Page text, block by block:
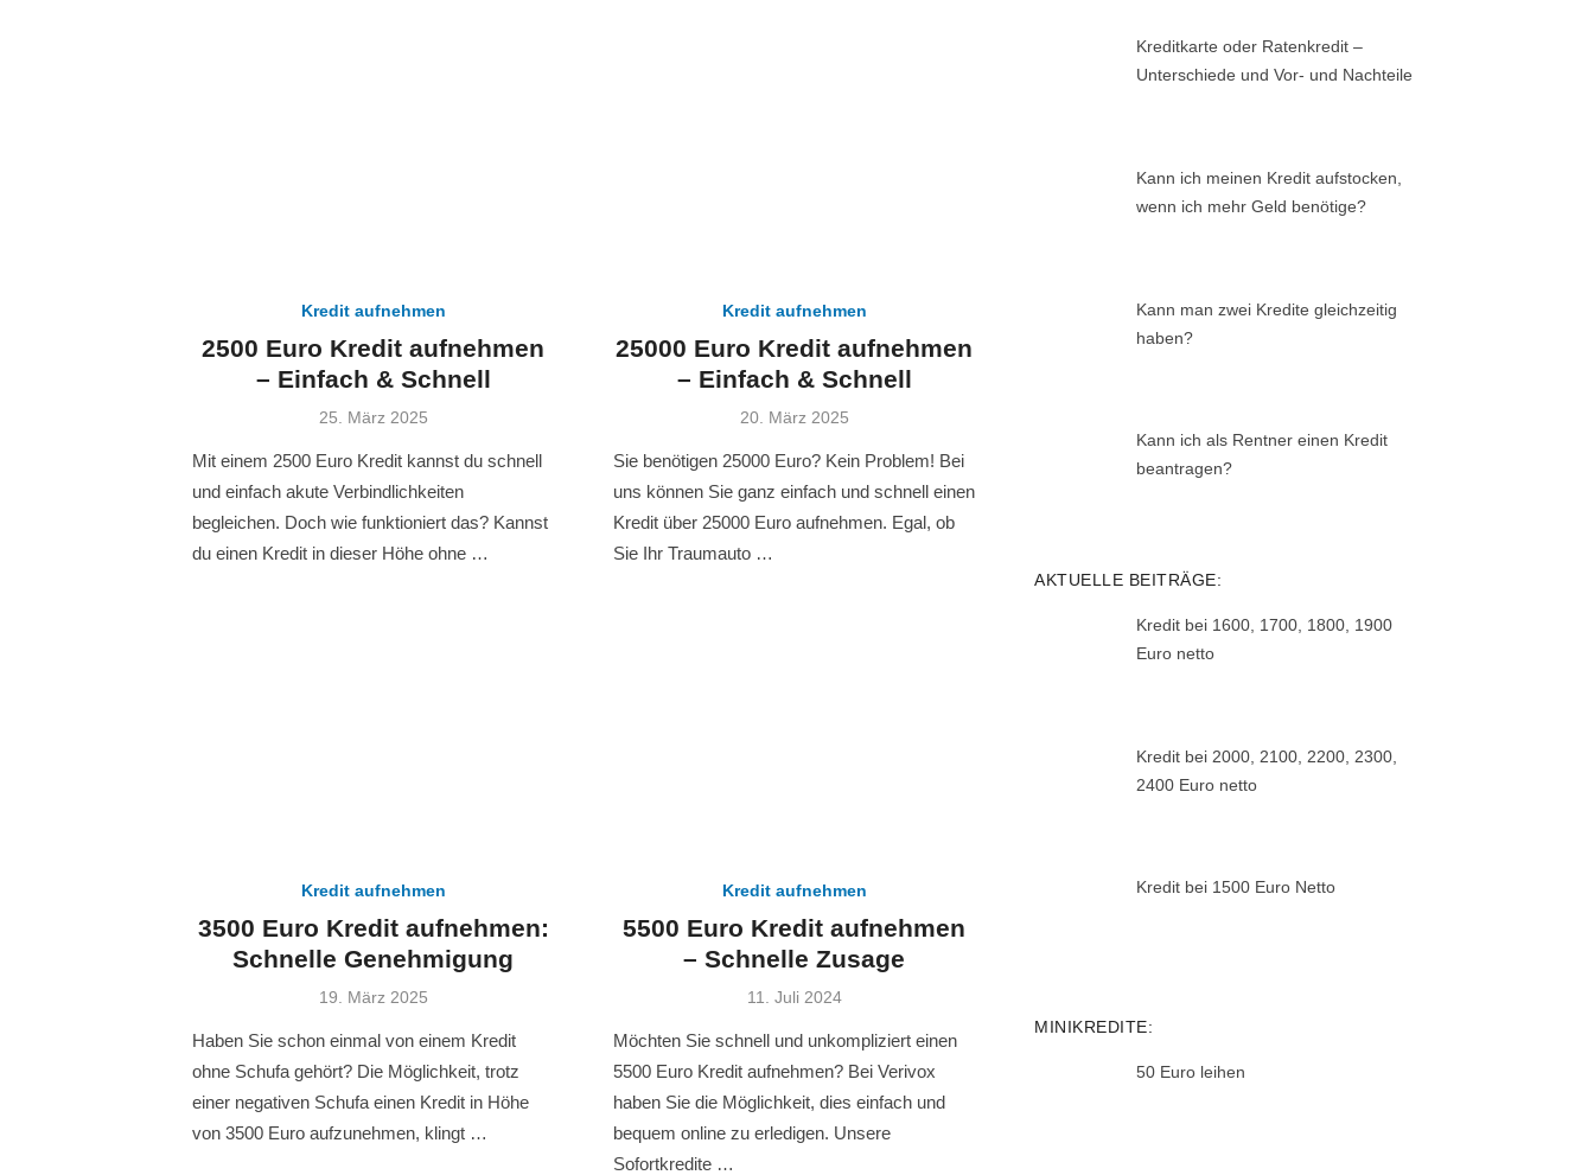
Kredit aufnehmen
2500 Euro Kredit aufnehmen
– Einfach & Schnell
Veröffentlicht
25. März 2025
Mit einem 2500 Euro Kredit kannst du schnell
und einfach akute Verbindlichkeiten
begleichen. Doch wie funktioniert das? Kannst
du einen Kredit in dieser Höhe ohne …
Kredit aufnehmen
25000 Euro Kredit aufnehmen
– Einfach & Schnell
Veröffentlicht
20. März 2025
Sie benötigen 25000 Euro? Kein Problem! Bei
uns können Sie ganz einfach und schnell einen
Kredit über 25000 Euro aufnehmen. Egal, ob
Sie Ihr Traumauto …
Kredit aufnehmen
3500 Euro Kredit aufnehmen:
Schnelle Genehmigung
Veröffentlicht
19. März 2025
Haben Sie schon einmal von einem Kredit
ohne Schufa gehört? Die Möglichkeit, trotz
einer negativen Schufa einen Kredit in Höhe
von 3500 Euro aufzunehmen, klingt …
Kredit aufnehmen
5500 Euro Kredit aufnehmen
– Schnelle Zusage
Veröffentlicht
11. Juli 2024
Möchten Sie schnell und unkompliziert einen
5500 Euro Kredit aufnehmen? Bei Verivox
haben Sie die Möglichkeit, dies einfach und
bequem online zu erledigen. Unsere
Sofortkredite …
Kreditkarte oder Ratenkredit –
Unterschiede und Vor- und Nachteile
Kann ich meinen Kredit aufstocken,
wenn ich mehr Geld benötige?
Kann man zwei Kredite gleichzeitig
haben?
Kann ich als Rentner einen Kredit
beantragen?
AKTUELLE BEITRÄGE:
Kredit bei 1600, 1700, 1800, 1900
Euro netto
Kredit bei 2000, 2100, 2200, 2300,
2400 Euro netto
Kredit bei 1500 Euro Netto
MINIKREDITE:
50 Euro leihen